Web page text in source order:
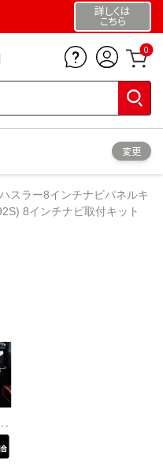
詳しくは
こちら
0
変更
スラー8インチナビパネルキ
8インチナビ取付キット